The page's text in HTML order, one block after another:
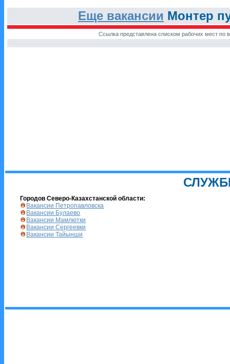
Еще вакансии Монтер
Ссылка представлена списком рабочих мест по
Городов Северо-Казахстанской области:
Вакансии Петропавловска
Вакансии Булаево
Вакансии Мамлютки
Вакансии Сергеевки
Вакансии Тайынши